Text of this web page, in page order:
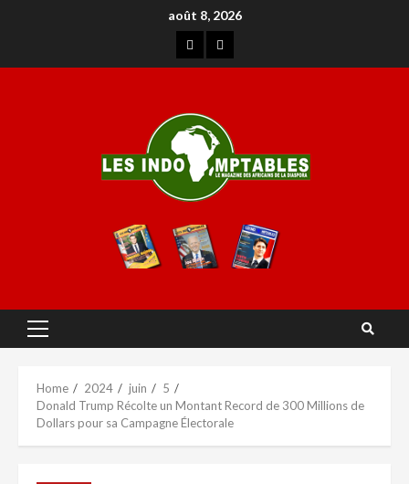
août 8, 2026
Home 2024 juin
5
Donald Trump Récolte un Montant Record de 300 Millions de
Dollars pour sa Campagne Électorale